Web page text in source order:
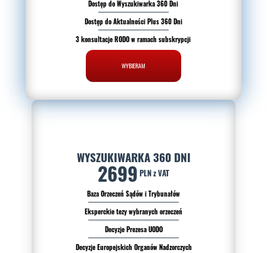
Dostęp do Wyszukiwarka 360 Dni
Dostęp do Aktualności Plus 360 Dni
3 konsultacje RODO w ramach subskrypcji
WYBIERAM
WYSZUKIWARKA 360 DNI
2699 PLN z VAT
Baza Orzeczeń Sądów i Trybunałów
Eksperckie tezy wybranych orzeczeń
Decyzje Prezesa UODO
Decyzje Europejskich Organów Nadzorczych